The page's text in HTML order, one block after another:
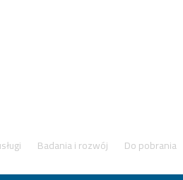
Badania i rozwój Do pobrania